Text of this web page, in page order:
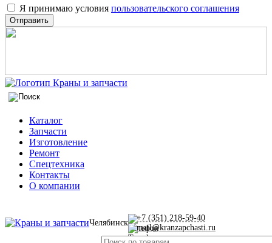
Я принимаю условия пользовательского соглашения
Отправить
Каталог
Запчасти
Изготовление
Ремонт
Спецтехника
Контакты
О компании
Челябинск
+7 (351) 218-59-40
mail@kranzapchasti.ru